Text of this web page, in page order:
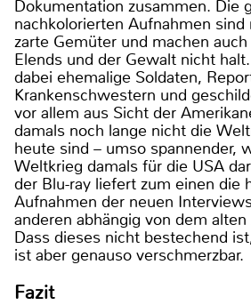
Dokumentation zusammen. Die
nachkolorierten Aufnahmen
zarte Gemüter und machen
Elends und der Gewalt nicht
dabei ehemalige Soldaten,
Krankenschwestern und
vor allem aus Sicht der
damals noch lange nicht die
heute sind – umso spannender,
Weltkrieg damals für die USA
der Blu-ray liefert zum einen die
Aufnahmen der neuen
anderen abhängig von dem
Dass dieses nicht bestechend
ist aber genauso verschmerzbar.
Fazit